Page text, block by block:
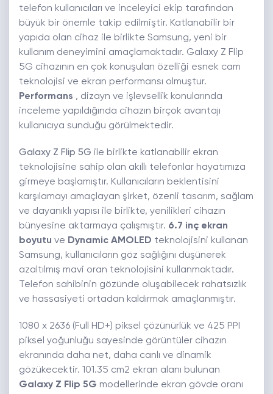
telefon kullanıcıları ve inceleyici ekip tarafından
büyük bir önemle takip edilmiştir. Katlanabilir bir
yapıda olan cihaz ile birlikte Samsung, yeni bir
kullanım deneyimini amaçlamaktadır. Galaxy Z Flip
5G cihazının en çok konuşulan özelliği esnek cam
teknolojisi ve ekran performansı olmuştur.
Performans , dizayn ve işlevsellik konularında
inceleme yapıldığında cihazın birçok avantajı
kullanıcıya sunduğu görülmektedir.
Galaxy Z Flip 5G ile birlikte katlanabilir ekran
teknolojisine sahip olan akıllı telefonlar hayatımıza
girmeye başlamıştır. Kullanıcıların beklentisini
karşılamayı amaçlayan şirket, özenli tasarım, sağlam
ve dayanıklı yapısı ile birlikte, yenilikleri cihazın
bünyesine aktarmaya çalışmıştır. 6.7 inç ekran
boyutu ve Dynamic AMOLED teknolojisini kullanan
Samsung, kullanıcıların göz sağlığını düşünerek
azaltılmış mavi oran teknolojisini kullanmaktadır.
Telefon sahibinin gözünde oluşabilecek rahatsızlık
ve hassasiyeti ortadan kaldırmak amaçlanmıştır.
1080 x 2636 (Full HD+) piksel çözünürlük ve 425 PPI
piksel yoğunluğu sayesinde görüntüler cihazın
ekranında daha net, daha canlı ve dinamik
gözükecektir. 101.35 cm2 ekran alanı bulunan
Galaxy Z Flip 5G modellerinde ekran gövde oranı